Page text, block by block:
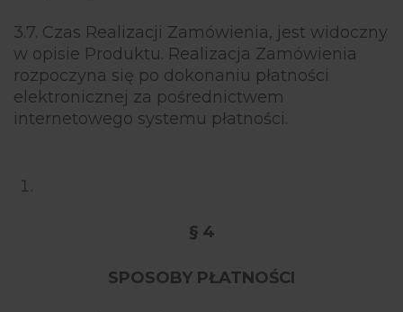
3.7. Czas Realizacji Zamówienia, jest widoczny
w opisie Produktu. Realizacja Zamówienia
rozpoczyna się po dokonaniu płatności
elektronicznej za pośrednictwem
internetowego systemu płatności.
§ 4
SPOSOBY PŁATNOŚCI